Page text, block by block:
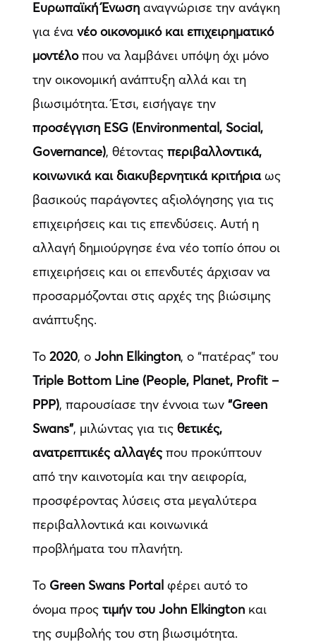
Ευρωπαϊκή Ένωση αναγνώρισε την ανάγκη
για ένανέο οικονομικό και επιχειρηματικό
μοντέλοπου να λαμβάνει υπόψη όχι μόνο
την οικονομική ανάπτυξη αλλά και τη
βιωσιμότητα. Έτσι, εισήγαγε την
προσέγγιση ESG (Environmental, Social,
Governance), θέτονταςπεριβαλλοντικά,
κοινωνικά και διακυβερνητικά κριτήριαως
βασικούς παράγοντες αξιολόγησης για τις
επιχειρήσεις και τις επενδύσεις. Αυτή η
αλλαγή δημιούργησε ένα νέο τοπίο όπου οι
επιχειρήσεις και οι επενδυτές άρχισαν να
προσαρμόζονται στις αρχές της βιώσιμης
ανάπτυξης.
Το2020, οJohn Elkington, ο “πατέρας” του
Triple Bottom Line (People, Planet, Profit –
PPP), παρουσίασε την έννοια των“Green
Swans”, μιλώντας για τιςθετικές,
ανατρεπτικές αλλαγέςπου προκύπτουν
από την καινοτομία και την αειφορία,
προσφέροντας λύσεις στα μεγαλύτερα
περιβαλλοντικά και κοινωνικά
προβλήματα του πλανήτη.
Το Green Swans Portal φέρει αυτό το
όνομα προςτιμήν του John Elkington και
της συμβολής του στη βιωσιμότητα.